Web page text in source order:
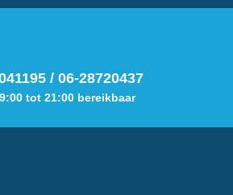
/ 06-28720437
tot 21:00 bereikbaar